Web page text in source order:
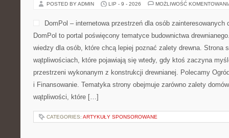
POSTED BY ADMIN LIP - 9 - 2026 MOŻLIWOŚĆ
DomPol – internetowa przestrzeń dla osób zainteresowanych
DomPol to portal poświęcony tematyce budownictwa
wiedzy dla osób, które chcą lepiej poznać zalety drewna. Strona
wątpliwościach, które pojawiają się wtedy, gdy ktoś zaczyna
przestrzeni wykonanym z konstrukcji drewnianej. Polecamy
i Finansowanie. Tematyka strony obejmuje zarówno zalety
wątpliwości, które […]
CATEGORIES: ARTYKUŁY SPONSOROWANE